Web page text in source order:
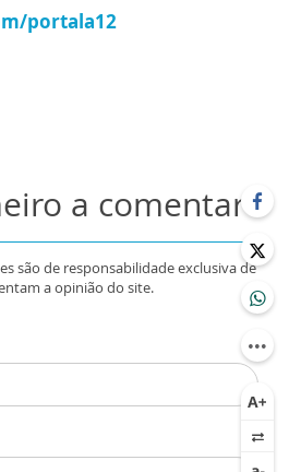
portala12
a comentar
são de responsabilidade exclusiva de
a opinião do site.